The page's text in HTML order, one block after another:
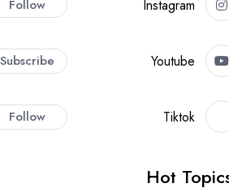
Instagram
Follow
Youtube
Subscribe
Tiktok
Follow
Hot